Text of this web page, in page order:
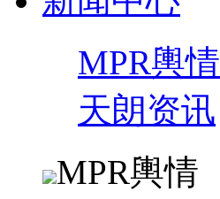
MPR輿情
天朗资讯
MPR輿情